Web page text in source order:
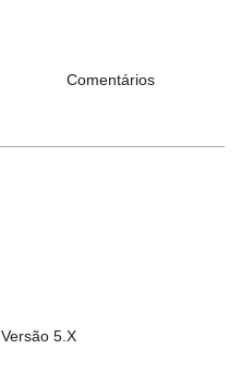
Comentários
Versão 5.X